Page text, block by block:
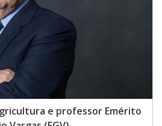
e professor Emérito